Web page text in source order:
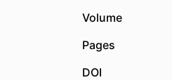
Volume
Pages
DOI